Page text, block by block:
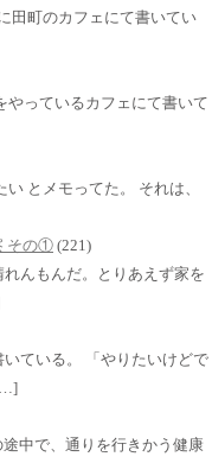
田町のカフェにて書いてい
っているカフェにて書いて
とメモってた。 それは、
その① (221)
んもんだ。とりあえず家を
ている。 「やりたいけどで
中で、通りを行きかう健康